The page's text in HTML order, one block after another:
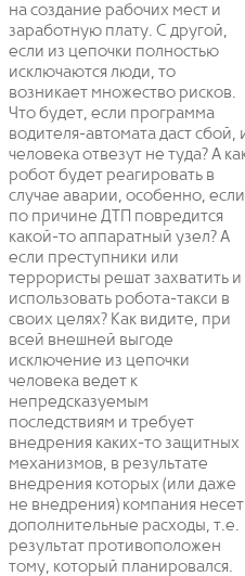
на создание рабочих мест и
заработную плату. С другой,
если из цепочки полностью
исключаются люди, то
возникает множество рисков.
Что будет, если программа
водителя-автомата даст сбой,
человека отвезут не туда? А
робот будет реагировать в
случае аварии, особенно, если
по причине ДТП повредится
какой-то аппаратный узел? А
если преступники или
террористы решат захватить и
использовать робота-такси в
своих целях? Как видите, при
всей внешней выгоде
исключение из цепочки
человека ведет к
непредсказуемым
последствиям и требует
внедрения каких-то защитных
механизмов, в результате
внедрения которых (или даже
не внедрения) компания несет
дополнительные расходы, т.е.
результат противоположен
тому, который планировался.